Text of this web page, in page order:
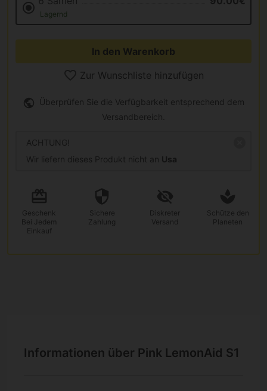
Lagernd
In den Warenkorb
Zur Wunschliste hinzufügen
Überprüfen Sie die Verfügbarkeit entsprechend dem
Versandbereich.
ACHTUNG!
Wir liefern dieses Produkt nicht an Usa
Geschenk
Bei Jedem
Einkauf
Sichere
Zahlung
Diskreter
Versand
Schütze den
Planeten
Informationen über Pink LemonAid S1